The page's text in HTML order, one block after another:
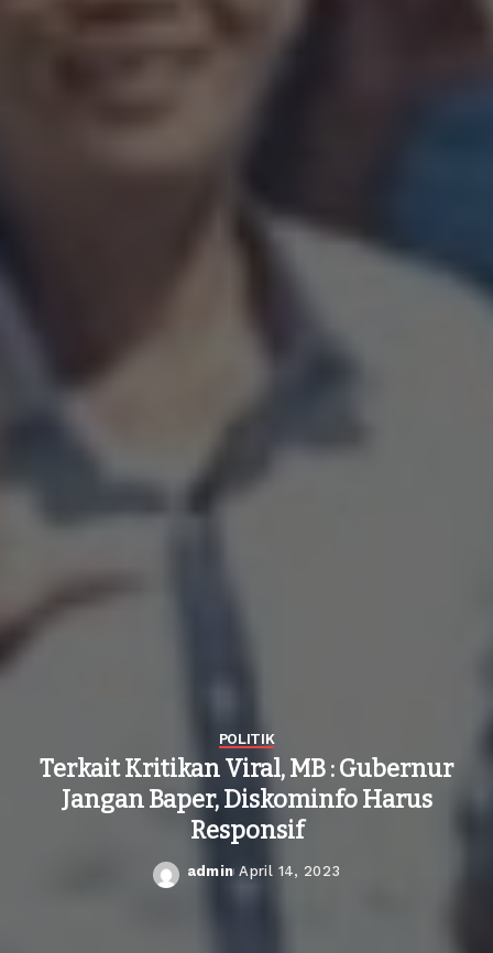
POLITIK
Terkait Kritikan Viral, MB : Gubernur
Jangan Baper, Diskominfo Harus
Responsif
Posted
admin April 14, 2023